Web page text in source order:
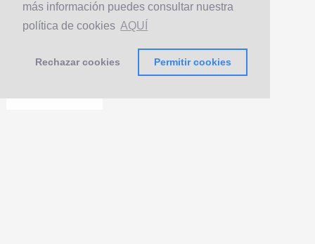
más información puedes consultar nuestra
política de cookies AQUÍ
Rechazar cookies Permitir cookies